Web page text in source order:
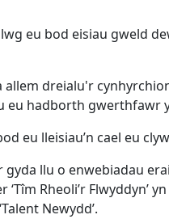
eu bod eisiau gweld
dreialu'r
eu hadborth gwerthfawr
eu lleisiau’n cael eu
llu o enwebiadau
Rheoli’r Flwyddyn’
Newydd’.